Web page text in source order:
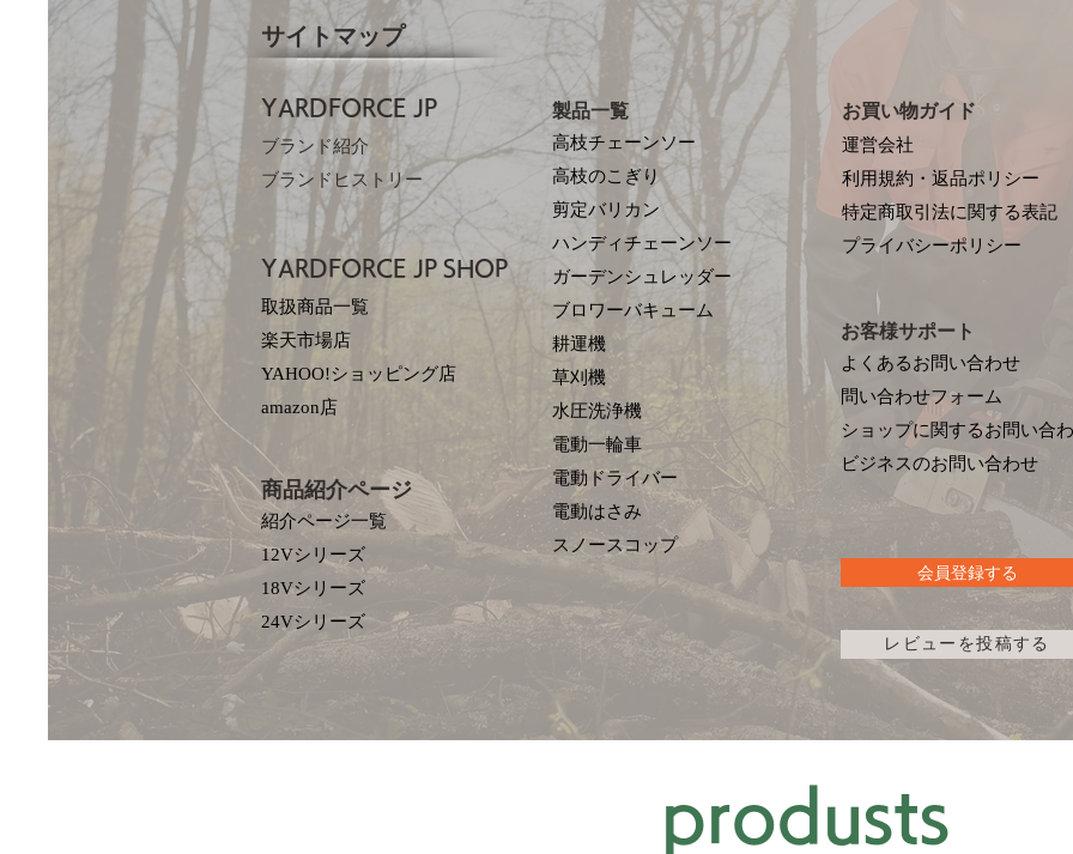
サイトマップ
YARDFORCE JP​
ブランド紹介
ブランドヒストリー
YARDFORCE JP​ SHOP
取扱商品一覧
楽天市場店
YAHOO!ショッピング店
amazon店
商品紹介ページ
紹介ページ一覧
12Vシリーズ
18Vシリーズ
​24Vシリーズ
製品一覧
高枝チェーンソー
高枝のこぎり
剪定バリカン
ハンディチェーンソー
ガーデンシュレッダー
ブロワーバキューム
耕運機
草刈機
水圧洗浄機
電動一輪車
電動ドライバー
電動はさみ
​スノースコップ
お買い物ガイド
運営会社
利用規約・返品ポリシー
特定商取引法に関する表記
プライバシーポリシー
お客様サポート
よくあるお問い合わせ
問い合わせフォーム
ショップに関するお問い合
​ビジネスのお問い合わせ
会員登録する
レビューを投稿する
produsts